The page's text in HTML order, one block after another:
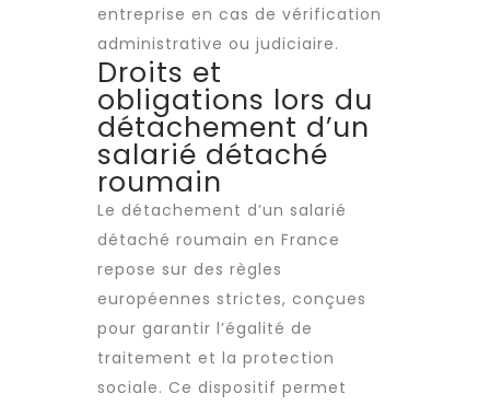
entreprise en cas de vérification
administrative ou judiciaire.
Droits et
obligations lors du
détachement d’un
salarié détaché
roumain
Le détachement d’un salarié
détaché roumain en France
repose sur des règles
européennes strictes, conçues
pour garantir l’égalité de
traitement et la protection
sociale. Ce dispositif permet